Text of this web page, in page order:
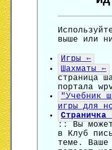
выше или
Игры ➳
Шахматы ➳
страница
портала
"Учебник
игры для
Страничка
:: Вы
в Клуб
теме. Ваше